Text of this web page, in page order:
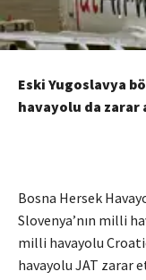
Eski Yugoslavya
havayolu da zarar
Bosna Hersek
Slovenya’nın milli
milli havayolu
havayolu JAT zarar